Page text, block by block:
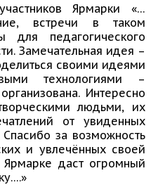
Ярмарки «…
встречи в таком
педагогического
Замечательная идея –
своими идеями
технологиями –
Интересно
людьми, их
от увиденных
за возможность
и увлечённых своей
Ярмарке даст огромный